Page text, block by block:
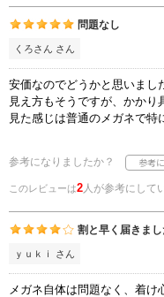
問題なし
くろさん さん
安価なのでどうかと思いまし
見え方もそうですが、かかり
見た感じは普通のメガネで特
参考になりましたか？
このレビューは2 人が参考にして
割と早く届きまし
ｙｕｋｉ さん
メガネ自体は問題なく、着け